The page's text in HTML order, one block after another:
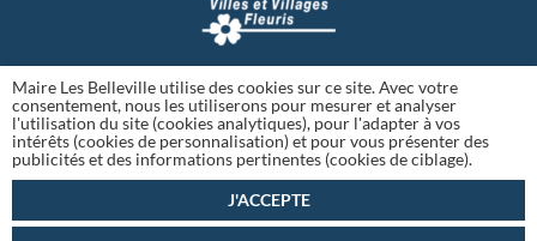
Maire Les Belleville utilise des cookies sur ce site. Avec votre
consentement, nous les utiliserons pour mesurer et analyser
l'utilisation du site (cookies analytiques), pour l'adapter à vos
intérêts (cookies de personnalisation) et pour vous présenter des
publicités et des informations pertinentes (cookies de ciblage).
J'ACCEPTE